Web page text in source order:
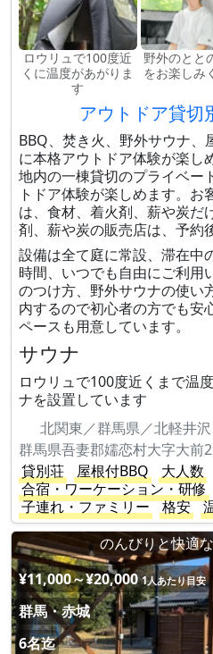
ロウリュで100度近
くに温度があがりま
す
野外のとと
をお楽しみ
アウトドア貸切
BBQ、焚き火、野外サウナ、
に本格アウトドア体験が楽し
地内の一棟貸切のプライベー
トドア体験が楽しめます。
は、食材、着火剤、薪や炭だ
剤、薪や炭の販売店は、予約
設備は全て庭に常設、滞在中
時間、いつでも自由にご利用
のつけ方、野外サウナの使い
内するので初心者の方でも安
ペースも用意しています。
サウナ
ロウリュで100度近くまで温
ナを設置しています
北関東／群馬県／北軽井沢
貸別荘
屋根付BBQ 大人数
合宿・ワーケーション・研修
子連れ・ファミリー
格安
のんびりと快適
¥11,000～¥20,000 1人あたり目安
群馬・赤城
6名迄